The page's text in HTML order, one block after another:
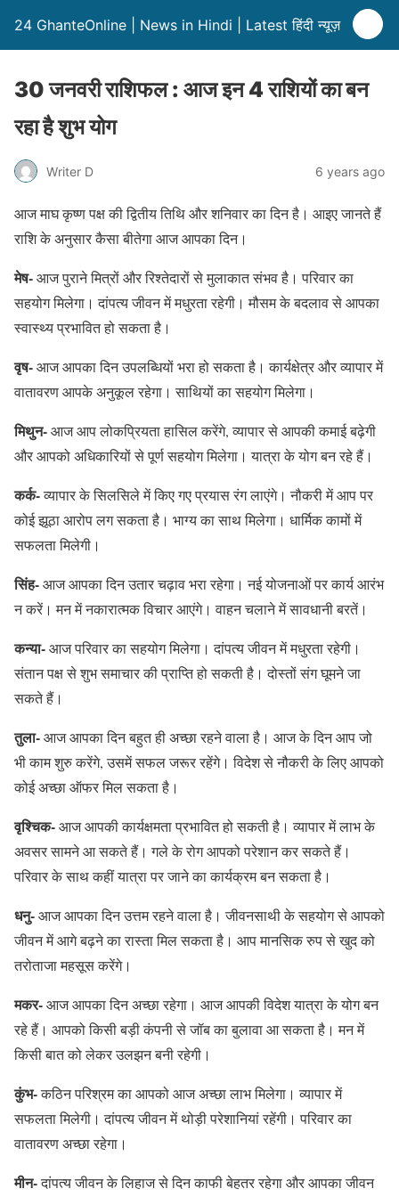
24 GhanteOnline | News in Hindi | Latest हिंदी न्यूज़
30 जनवरी राशिफल : आज इन 4 राशियों का बन
रहा है शुभ योग
Writer D 6 years ago
आज माघ कृष्ण पक्ष की द्वितीय तिथि और शनिवार का दिन है। आइए जानते हैं
राशि के अनुसार कैसा बीतेगा आज आपका दिन।
मेष-आज पुराने मित्रों और रिश्तेदारों से मुलाकात संभव है। परिवार का
सहयोग मिलेगा। दांपत्य जीवन में मधुरता रहेगी। मौसम के बदलाव से आपका
स्वास्थ्य प्रभावित हो सकता है।
वृष-आज आपका दिन उपलब्धियों भरा हो सकता है। कार्यक्षेत्र और व्यापार में
वातावरण आपके अनुकूल रहेगा। साथियों का सहयोग मिलेगा।
मिथुन-आज आप लोकप्रियता हासिल करेंगे, व्यापार से आपकी कमाई बढ़ेगी
और आपको अधिकारियों से पूर्ण सहयोग मिलेगा। यात्रा के योग बन रहे हैं।
कर्क-व्यापार के सिलसिले में किए गए प्रयास रंग लाएंगे। नौकरी में आप पर
कोई झूठा आरोप लग सकता है। भाग्य का साथ मिलेगा। धार्मिक कामों में
सफलता मिलेगी।
सिंह-आज आपका दिन उतार चढ़ाव भरा रहेगा। नई योजनाओं पर कार्य आरंभ
न करें। मन में नकारात्मक विचार आएंगे। वाहन चलाने में सावधानी बरतें।
कन्या-आज परिवार का सहयोग मिलेगा। दांपत्य जीवन में मधुरता रहेगी।
संतान पक्ष से शुभ समाचार की प्राप्ति हो सकती है। दोस्तों संग घूमने जा
सकते हैं।
तुला-आज आपका दिन बहुत ही अच्छा रहने वाला है। आज के दिन आप जो
भी काम शुरु करेंगे, उसमें सफल जरूर रहेंगे। विदेश से नौकरी के लिए आपको
कोई अच्छा ऑफर मिल सकता है।
वृश्चिक-आज आपकी कार्यक्षमता प्रभावित हो सकती है। व्यापार में लाभ के
अवसर सामने आ सकते हैं। गले के रोग आपको परेशान कर सकते हैं।
परिवार के साथ कहीं यात्रा पर जाने का कार्यक्रम बन सकता है।
धनु-आज आपका दिन उत्तम रहने वाला है। जीवनसाथी के सहयोग से आपको
जीवन में आगे बढ़ने का रास्ता मिल सकता है। आप मानसिक रुप से खुद को
तरोताजा महसूस करेंगे।
मकर-आज आपका दिन अच्छा रहेगा। आज आपकी विदेश यात्रा के योग बन
रहे हैं। आपको किसी बड़ी कंपनी से जॉब का बुलावा आ सकता है। मन में
किसी बात को लेकर उलझन बनी रहेगी।
कुंभ-कठिन परिश्रम का आपको आज अच्छा लाभ मिलेगा। व्यापार में
सफलता मिलेगी। दांपत्य जीवन में थोड़ी परेशानियां रहेंगी। परिवार का
वातावरण अच्छा रहेगा।
मीन-दांपत्य जीवन के लिहाज से दिन काफी बेहतर रहेगा और आपका जीवन